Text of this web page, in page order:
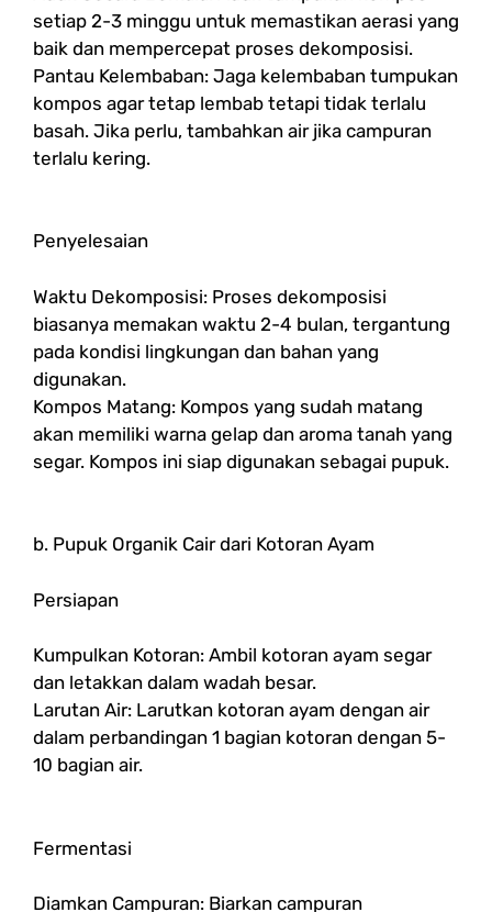
setiap 2-3 minggu untuk memastikan aerasi yang
baik dan mempercepat proses dekomposisi.
Pantau Kelembaban: Jaga kelembaban tumpukan
kompos agar tetap lembab tetapi tidak terlalu
basah. Jika perlu, tambahkan air jika campuran
terlalu kering.
Penyelesaian
Waktu Dekomposisi: Proses dekomposisi
biasanya memakan waktu 2-4 bulan, tergantung
pada kondisi lingkungan dan bahan yang
digunakan.
Kompos Matang: Kompos yang sudah matang
akan memiliki warna gelap dan aroma tanah yang
segar. Kompos ini siap digunakan sebagai pupuk.
b. Pupuk Organik Cair dari Kotoran Ayam
Persiapan
Kumpulkan Kotoran: Ambil kotoran ayam segar
dan letakkan dalam wadah besar.
Larutan Air: Larutkan kotoran ayam dengan air
dalam perbandingan 1 bagian kotoran dengan 5-
10 bagian air.
Fermentasi
Diamkan Campuran: Biarkan campuran